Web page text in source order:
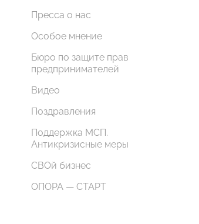
Пресса о нас
Особое мнение
Бюро по защите прав
предпринимателей
Видео
Поздравления
Поддержка МСП.
Антикризисные меры
СВОй бизнес
ОПОРА — СТАРТ